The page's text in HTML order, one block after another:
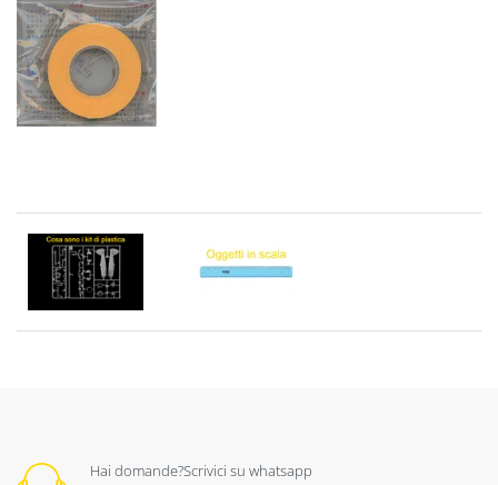
Hai domande?Scrivici su whatsapp